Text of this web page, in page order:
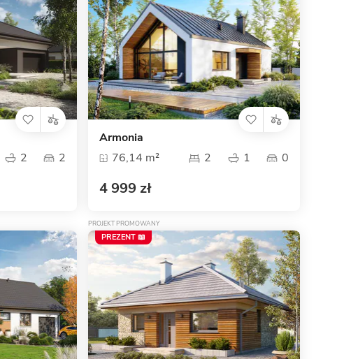
Dom pasywny- co to znaczy
2 2
Armonia
76,14 m²
2 1 0
4 999 zł
PROJEKT PROMOWANY
PREZENT 📖